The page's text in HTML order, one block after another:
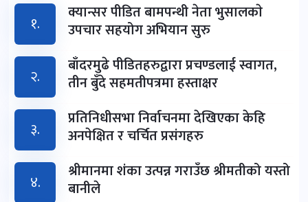
१. क्यान्सर पीडित बामपन्थी नेता भुसालकाे
उपचार सहयोग अभियान सुरु
२.
बाँदरमुढे पीडितहरुद्वारा प्रचण्डलाई स्वागत,
तीन बुँदे सहमतीपत्रमा हस्ताक्षर
३.
प्रतिनिधीसभा निर्वाचनमा देखिएका केहि
अनपेक्षित र चर्चित प्रसंगहरु
४.
श्रीमानमा शंका उत्पन्न गराउँछ श्रीमतीको यस्तो
बानीले